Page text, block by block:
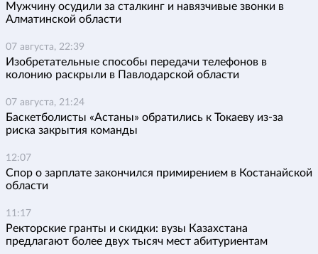
Мужчину осудили за сталкинг и навязчивые звонки в
Алматинской области
07 августа, 22:39
Изобретательные способы передачи телефонов в
колонию раскрыли в Павлодарской области
07 августа, 21:24
Баскетболисты «Астаны» обратились к Токаеву из-за
риска закрытия команды
12:07
Спор о зарплате закончился примирением в Костанайской
области
11:17
Ректорские гранты и скидки: вузы Казахстана
предлагают более двух тысяч мест абитуриентам